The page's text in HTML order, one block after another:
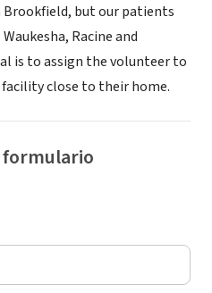
Brookfield, but our patients
Racine and
is to assign the volunteer to
close to their home.
formulario